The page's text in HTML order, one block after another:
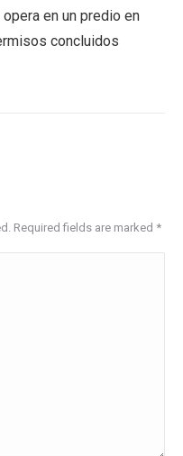
en un predio en
concluidos
Required fields are marked *